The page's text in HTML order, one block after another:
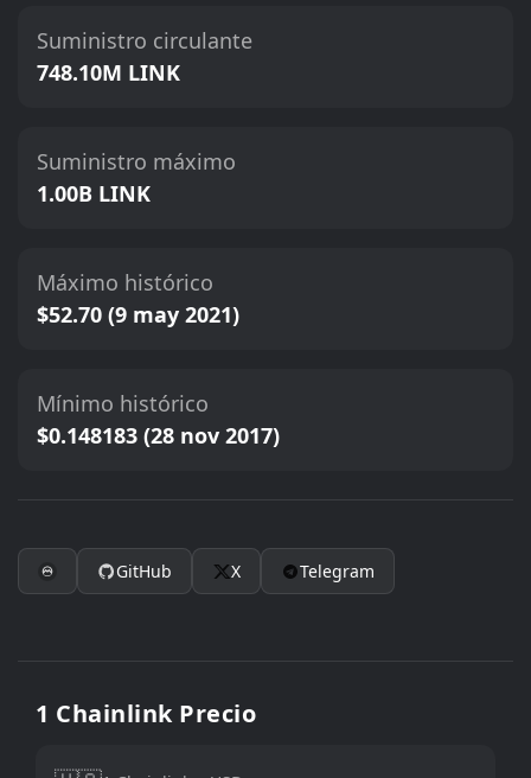
Suministro circulante
748.10M LINK
Suministro máximo
1.00B LINK
Máximo histórico
$52.70 (9 may 2021)
Mínimo histórico
$0.148183 (28 nov 2017)
GitHub X Telegram
1 Chainlink Precio